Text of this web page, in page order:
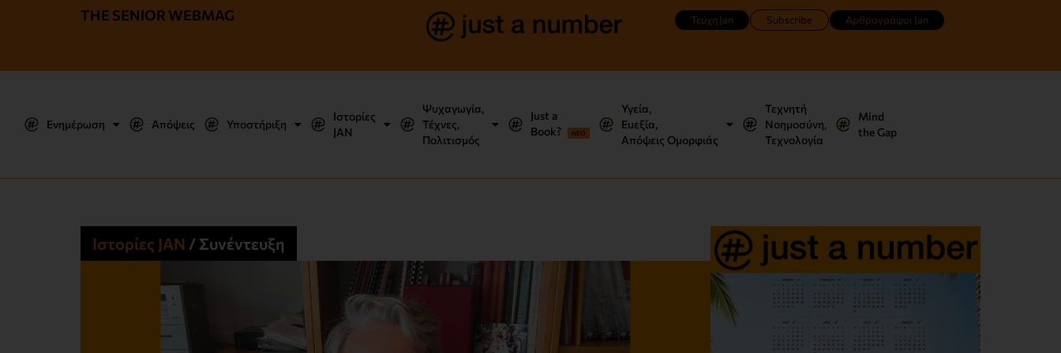
THE SENIOR WEBMAG Τεύχη Jan Subscribe Αρθρογράφοι Jan
Ενημέρωση Απόψεις Υποστήριξη
Ιστορίες
JΑΝ
Ψυχαγωγία,
Τέχνες,
Πολιτισμός
Just a
Book?
NEO
Υγεία,
Ευεξία,
Απόψεις Ομορφιάς
Τεχνητή
Νοημοσύνη,
Τεχνολογία
Mind
the Gap
Ιστορίες JΑΝ / Συνέντευξη